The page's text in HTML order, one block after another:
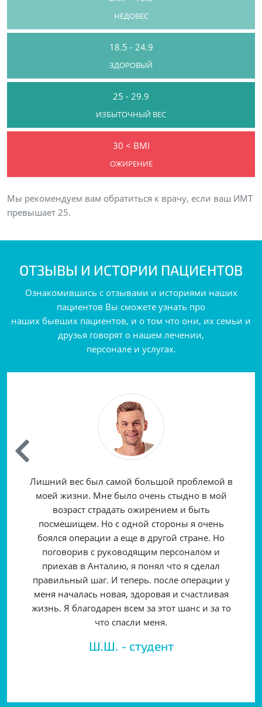
НЕДОВЕС
18.5 - 24.9
ЗДОРОВЫЙ
25 - 29.9
ИЗБЫТОЧНЫЙ ВЕС
30 < BMI
ОЖИРЕНИЕ
Мы рекомендуем вам обратиться к врачу, если ваш ИМТ
превышает 25.
ОТЗЫВЫ И ИСТОРИИ ПАЦИЕНТОВ
Ознакомившись с отзывами и историями наших
пациентов Вы сможете узнать про
наших бывших пациентов, и о том что они, их семьи и
друзья говорят о нашем лечении,
персонале и услугах.
Лишний вес был самой большой проблемой в
моей жизни. Мне было очень стыдно в мой
возраст страдать ожирением и быть
посмешищем. Но с одной стороны я очень
боялся операции а еще в другой стране. Но
поговорив с руководящим персоналом и
приехав в Анталию, я понял что я сделал
правильный шаг. И теперь. после операции у
меня началась новая, здоровая и счастливая
жизнь. Я благодарен всем за этот шанс и за то
что спасли меня.
Ш.Ш. - студент